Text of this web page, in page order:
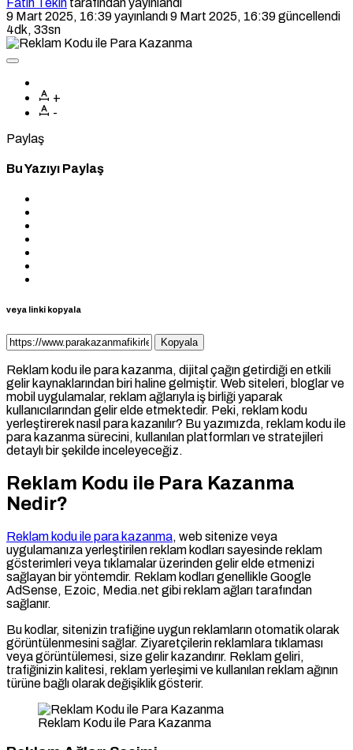
9 Mart 2025, 16:39yayınlandı9 Mart 2025, 16:39güncellendi
4dk, 33sn
+
-
Paylaş
Bu Yazıyı Paylaş
veya linki kopyala
Kopyala
Reklam kodu ile para kazanma, dijital çağın getirdiği en etkili
gelir kaynaklarından biri haline gelmiştir. Web siteleri, bloglar ve
mobil uygulamalar, reklam ağlarıyla iş birliği yaparak
kullanıcılarından gelir elde etmektedir. Peki, reklam kodu
yerleştirerek nasıl para kazanılır? Bu yazımızda, reklam kodu ile
para kazanma sürecini, kullanılan platformları ve stratejileri
detaylı bir şekilde inceleyeceğiz.
Reklam Kodu ile Para Kazanma
Nedir?
Reklam kodu ile para kazanma, web sitenize veya
uygulamanıza yerleştirilen reklam kodları sayesinde reklam
gösterimleri veya tıklamalar üzerinden gelir elde etmenizi
sağlayan bir yöntemdir. Reklam kodları genellikle Google
AdSense, Ezoic, Media.net gibi reklam ağları tarafından
sağlanır.
Bu kodlar, sitenizin trafiğine uygun reklamların otomatik olarak
görüntülenmesini sağlar. Ziyaretçilerin reklamlara tıklaması
veya görüntülemesi, size gelir kazandırır. Reklam geliri,
trafiğinizin kalitesi, reklam yerleşimi ve kullanılan reklam ağının
türüne bağlı olarak değişiklik gösterir.
Reklam Kodu ile Para Kazanma